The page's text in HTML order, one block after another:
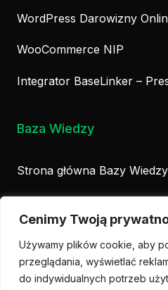
Cenimy Twoją
Używamy plików cookie, aby
przeglądania, wyświetlać
do indywidualnych potrzeb
WordPress Darowizny
WooCommerce NIP
Integrator BaseLinker –
Baza Wiedzy
Strona główna Bazy Wiedzy
Design